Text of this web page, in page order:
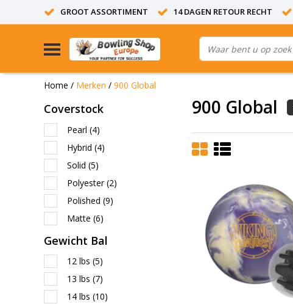
GROOT ASSORTIMENT 14 DAGEN RETOUR RECHT
Home / Merken / 900 Global
Coverstock
Pearl (4)
Hybrid (4)
Solid (5)
Polyester(2)
Polished (9)
Matte (6)
Gewicht Bal
12 lbs (5)
13 lbs (7)
14 lbs (10)
900 Global